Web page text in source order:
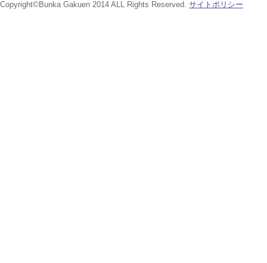
Copyright©Bunka Gakuen 2014 ALL Rights Reserved. サイトポリシー